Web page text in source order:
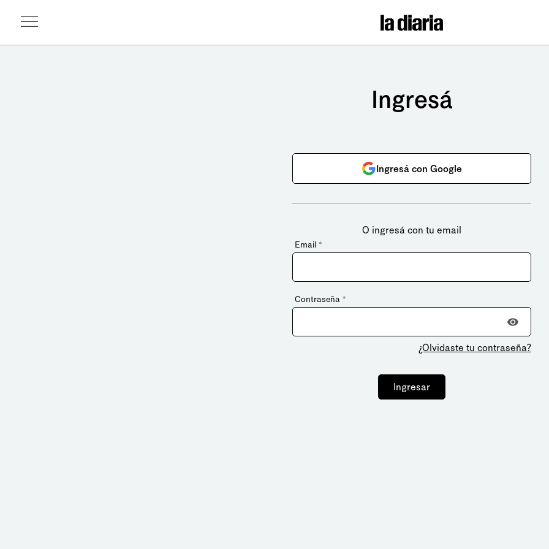
Ingresá
Ingresá con Google
O ingresá con tu email
Email *
Contraseña *
¿Olvidaste tu contraseña?
Ingresar